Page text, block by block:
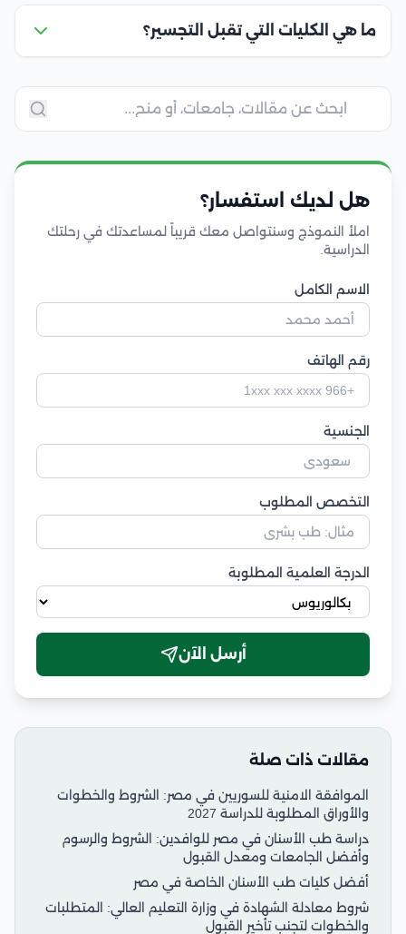
ما هي الكليات التي تقبل التجسير؟
هل لديك استفسار؟
املأ النموذج وسنتواصل معك قريباً لمساعدتك في رحلتك
الدراسية.
الاسم الكامل
رقم الهاتف
الجنسية
التخصص المطلوب
الدرجة العلمية المطلوبة
أرسل الآن
مقالات ذات صلة
الموافقة الامنية للسوريين في مصر: الشروط والخطوات
والأوراق المطلوبة للدراسة 2027
دراسة طب الأسنان في مصر للوافدين: الشروط والرسوم
وأفضل الجامعات ومعدل القبول
أفضل كليات طب الأسنان الخاصة في مصر
شروط معادلة الشهادة في وزارة التعليم العالي: المتطلبات
والخطوات لتجنب تأخير القبول